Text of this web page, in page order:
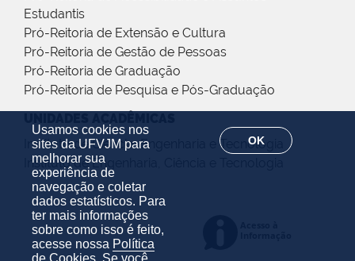
Usamos cookies nos
sites da UFVJM para
melhorar sua
experiência de
navegação e coletar
dados estatísticos. Para
ter mais informações
sobre como isso é feito,
acesse nossa Política
de Cookies . Se você
OK
Estudantis
Pró-Reitoria de Extensão e Cultura
Pró-Reitoria de Gestão de Pessoas
Pró-Reitoria de Graduação
Pró-Reitoria de Pesquisa e Pós-Graduação
Instituto de Ciência, Engenharia e Tecnologia
Instituto de Engenharia, Ciência e Tecnologia